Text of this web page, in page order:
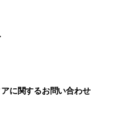
に関するお問い合わせ